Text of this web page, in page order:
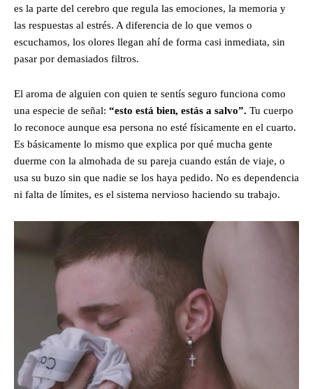
es la parte del cerebro que regula las emociones, la memoria y
las respuestas al estrés. A diferencia de lo que vemos o
escuchamos, los olores llegan ahí de forma casi inmediata, sin
pasar por demasiados filtros.
El aroma de alguien con quien te sentís seguro funciona como
una especie de señal: “esto está bien, estás a salvo”. Tu cuerpo
lo reconoce aunque esa persona no esté físicamente en el cuarto.
Es básicamente lo mismo que explica por qué mucha gente
duerme con la almohada de su pareja cuando están de viaje, o
usa su buzo sin que nadie se los haya pedido. No es dependencia
ni falta de límites, es el sistema nervioso haciendo su trabajo.